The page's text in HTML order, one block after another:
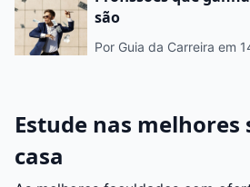
são
Por Guia da Carreira em
Estude nas melhores
casa